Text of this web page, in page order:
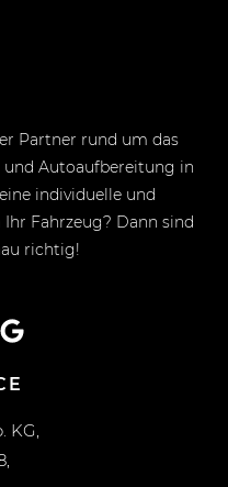
Partner rund um das
Autoaufbereitung in
individuelle und
Fahrzeug? Dann sind
richtig!
KG,